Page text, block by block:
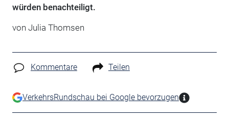
würden benachteiligt.
von Julia Thomsen
Kommentare Teilen
VerkehrsRundschau bei Google bevorzugen